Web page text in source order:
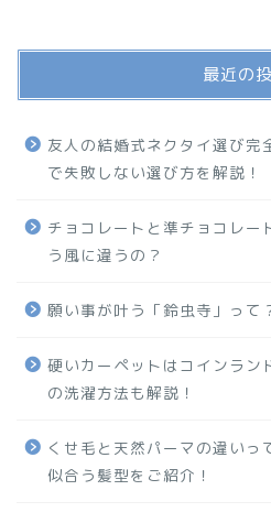
最近の
友人の結婚式ネクタイ選び完
で失敗しない選び方を解説！
チョコレートと準チョコレー
う風に違うの？
願い事が叶う「鈴虫寺」って
硬いカーペットはコインラン
の洗濯方法も解説！
くせ毛と天然パーマの違いっ
似合う髪型をご紹介！